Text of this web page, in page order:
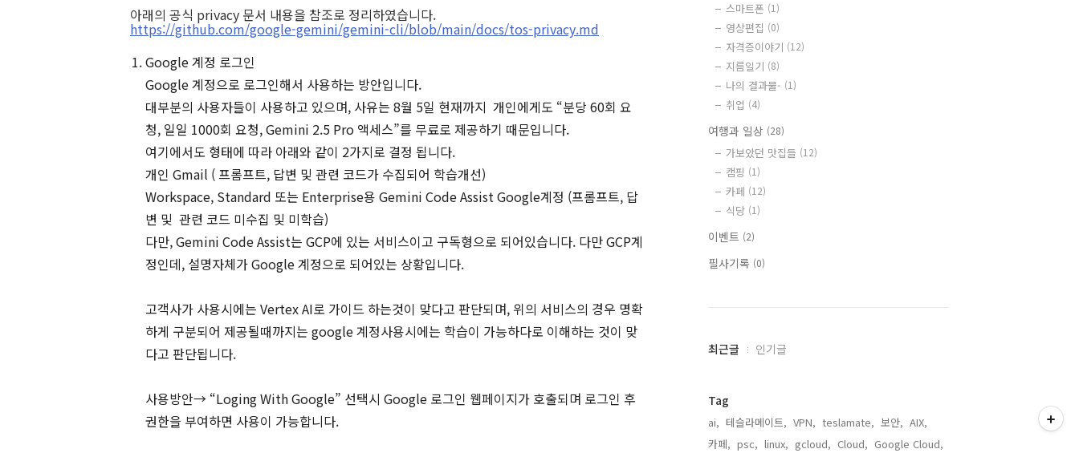
아래의 공식 privacy 문서 내용을 참조로 정리하였습니다.
https://github.com/google-gemini/gemini-cli/blob/main/docs/tos-privacy.md
Google 계정 로그인
Google 계정으로 로그인해서 사용하는 방안입니다.
대부분의 사용자들이 사용하고 있으며, 사유는 8월 5일 현재까지 개인에게도 “분당 60회 요
청, 일일 1000회 요청, Gemini 2.5 Pro 액세스”를 무료로 제공하기 때문입니다.
여기에서도 형태에 따라 아래와 같이 2가지로 결정 됩니다.
개인 Gmail ( 프롬프트, 답변 및 관련 코드가 수집되어 학습개선)
Workspace, Standard 또는 Enterprise용 Gemini Code Assist Google계정 (프롬프트, 답
변 및 관련 코드 미수집 및 미학습)
다만, Gemini Code Assist는 GCP에 있는 서비스이고 구독형으로 되어있습니다. 다만 GCP계
정인데, 설명자체가 Google 계정으로 되어있는 상황입니다.
고객사가 사용시에는 Vertex AI로 가이드 하는것이 맞다고 판단되며, 위의 서비스의 경우 명확
하게 구분되어 제공될때까지는 google 계정사용시에는 학습이 가능하다로 이해하는 것이 맞
다고 판단됩니다.
사용방안→ “Loging With Google” 선택시 Google 로그인 웹페이지가 호출되며 로그인 후
권한을 부여하면 사용이 가능합니다.
스마트폰 (1)
영상편집 (0)
자격증이야기 (12)
지름일기 (8)
나의 결과물- (1)
취업 (4)
여행과 일상 (28)
가보았던 맛집들 (12)
캠핑 (1)
카페 (12)
식당 (1)
이벤트 (2)
필사기록 (0)
최
과
기
글
최근글 인기글
Tag
ai, 테슬라메이트, VPN, teslamate, 보안, AIX,
카페, psc, linux, gcloud, Cloud, Google Cloud,